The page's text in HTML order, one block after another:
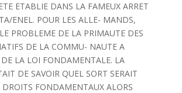
ETABLIE DANS LA FAMEUX ARRET
ENEL. POUR LES ALLE- MANDS,
PROBLEME DE LA PRIMAUTE DES
DE LA COMMU- NAUTE A
LA LOI FONDAMENTALE. LA
DE SAVOIR QUEL SORT SERAIT
DROITS FONDAMENTAUX ALORS